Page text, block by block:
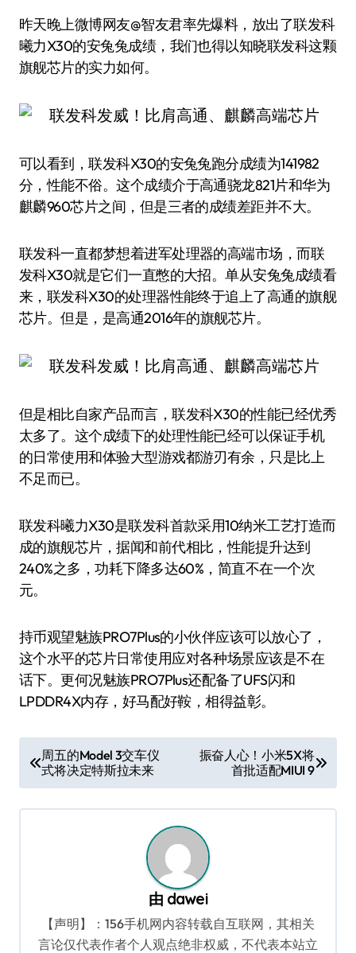
昨天晚上微博网友@智友君率先爆料，放出了联发科
曦力X30的安兔兔成绩，我们也得以知晓联发科这颗
旗舰芯片的实力如何。
可以看到，联发科X30的安兔兔跑分成绩为141982
分，性能不俗。这个成绩介于高通骁龙821片和华为
麒麟960芯片之间，但是三者的成绩差距并不大。
联发科一直都梦想着进军处理器的高端市场，而联
发科X30就是它们一直憋的大招。单从安兔兔成绩看
来，联发科X30的处理器性能终于追上了高通的旗舰
芯片。但是，是高通2016年的旗舰芯片。
但是相比自家产品而言，联发科X30的性能已经优秀
太多了。这个成绩下的处理性能已经可以保证手机
的日常使用和体验大型游戏都游刃有余，只是比上
不足而已。
联发科曦力X30是联发科首款采用10纳米工艺打造而
成的旗舰芯片，据闻和前代相比，性能提升达到
240%之多，功耗下降多达60%，简直不在一个次
元。
持币观望魅族PRO7Plus的小伙伴应该可以放心了，
这个水平的芯片日常使用应对各种场景应该是不在
话下。更何况魅族PRO7Plus还配备了UFS闪和
LPDDR4X内存，好马配好鞍，相得益彰。
章
导
周五的Model 3交车仪
式将决定特斯拉未来
振奋人心！小米5X将
首批适配MIUI 9
由 dawei
【声明】：156手机网内容转载自互联网，其相关
言论仅代表作者个人观点绝非权威，不代表本站立